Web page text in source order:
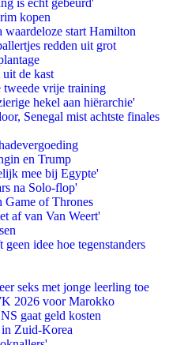
is echt gebeurd'
kopen
waardeloze start Hamilton
redden uit grot
de kast
vrije training
hekel aan hiërarchie'
Senegal mist achtste finales
en Trump
mee bij Egypte'
na Solo-flop'
Game of Thrones
af van Van Weert'
idee hoe tegenstanders
seks met jonge leerling toe
2026 voor Marokko
gaat geld kosten
Zuid-Korea